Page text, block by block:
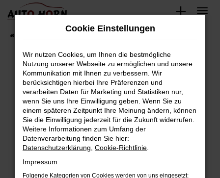
Zum
springen
Fahrzeugbestand
Fehler: Network Error
Beim Laden ist ein Fehler aufgetreten.
Hier sind ein paar Tipps, die dir helfen können:
Überprüfe deine Firewall und deine
Internetverbindung.
Laden andere Webseiten, zum Beispiel deine
Suchmaschine?
Prüfe deine Browsererweiterungen.
Cookie Einstellungen
Wir nutzen Cookies, um Ihnen die bestmögliche
Nutzung unserer Webseite zu ermöglichen und unsere
Kommunikation mit Ihnen zu verbessern. Wir
berücksichtigen hierbei Ihre Präferenzen und
verarbeiten Daten für Marketing und Statistiken nur,
wenn Sie uns Ihre Einwilligung geben. Wenn Sie zu
einem späteren Zeitpunkt Ihre Meinung ändern, können
Sie die Einwilligung jederzeit für die Zukunft widerrufen.
Weitere Informationen zum Umfang der
Datenverarbeitung finden Sie hier:
Datenschutzerklärung Cookie-Richtlinie
Impressum
Folgende Kategorien von Cookies werden von uns eingesetzt: